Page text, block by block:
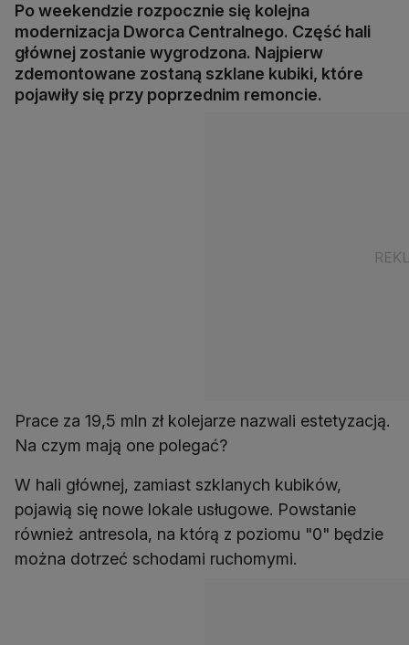
Po weekendzie rozpocznie się kolejna
modernizacja Dworca Centralnego. Część hali
głównej zostanie wygrodzona. Najpierw
zdemontowane zostaną szklane kubiki, które
pojawiły się przy poprzednim remoncie.
Prace za 19,5 mln zł kolejarze nazwali estetyzacją.
Na czym mają one polegać?
W hali głównej, zamiast szklanych kubików,
pojawią się nowe lokale usługowe. Powstanie
również antresola, na którą z poziomu "0" będzie
można dotrzeć schodami ruchomymi.